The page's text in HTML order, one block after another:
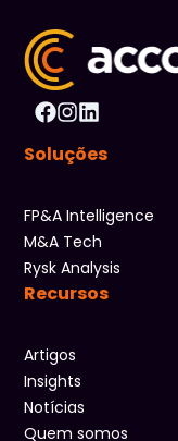
Soluções
FP&A Intelligence
M&A Tech
Rysk Analysis
Recursos
Artigos
Insights
Notícias
Quem somos